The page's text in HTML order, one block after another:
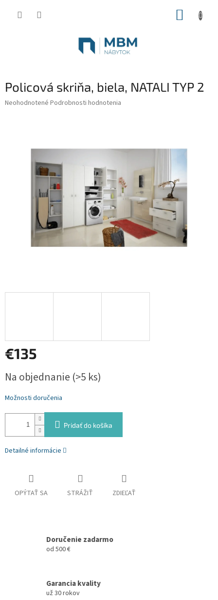
Policová skriňa, biela, NATALI TYP 2
Priemerné
hviezdičiek.
Neohodnotené Podrobnosti hodnotenia
€135
cena:
Na objednanie (>5 ks)
Možnosti doručenia
Pridať do košíka
Detailné informácie
OPÝTAŤ SA STRÁŽIŤ ZDIEĽAŤ
Doručenie zadarmo
od 500 €
Garancia kvality
už 30 rokov